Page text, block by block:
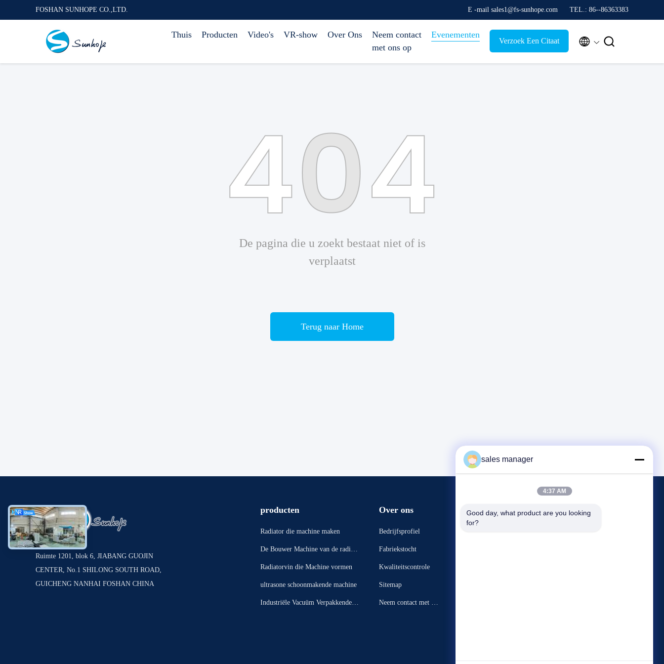
FOSHAN SUNHOPE CO.,LTD. E -mail sales1@fs-sunhope.com TEL.: 86--86363383
Thuis Producten Video's VR-show Over Ons
Neem contact
met ons op
Evenementen
Verzoek Een Citaat  
De pagina die u zoekt bestaat niet of is
verplaatst
Terug naar Home
Ruimte 1201, blok 6, JIABANG GUOJIN
CENTER, No.1 SHILONG SOUTH ROAD,
GUICHENG NANHAI FOSHAN CHINA
producten
Radiator die machine maken
De Bouwer Machine van de radiato
Radiatorvin die Machine vormen
ultrasone schoonmakende machine
Industriële Vacuüm Verpakkende
Over ons
Bedrijfsprofiel
Fabriekstocht
Kwaliteitscontrole
Sitemap
Neem contact met on
Evenementen
Verzoek Een Citaat
sales manager
4:37 AM
Good day, what product are you looking
for?